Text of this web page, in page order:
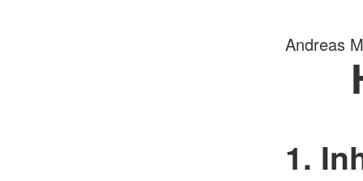
Andreas
1.